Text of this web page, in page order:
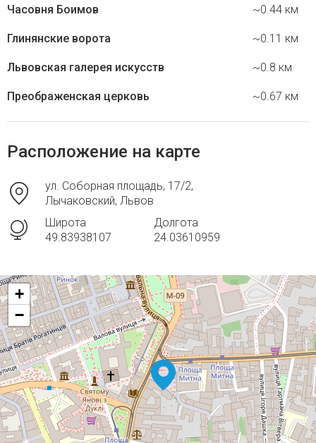
Часовня Боимов ~0.44 км
Глинянские ворота ~0.11 км
Львовская галерея искусств ~0.8 км
Преображенская церковь ~0.67 км
Расположение на карте
ул. Соборная площадь, 17/2,
Лычаковский, Львов
Широта
49.83938107
Долгота
24.03610959
+
−